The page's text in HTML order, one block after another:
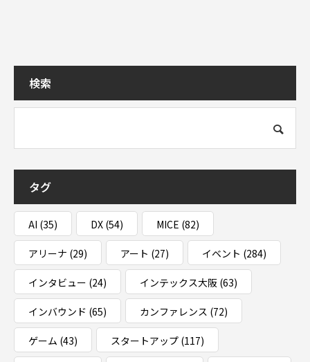
検索
タグ
AI (35) DX (54) MICE (82)
アリーナ (29) アート (27) イベント (284)
インタビュー (24) インテックス大阪 (63)
インバウンド (65) カンファレンス (72)
ゲーム (43) スタートアップ (117)